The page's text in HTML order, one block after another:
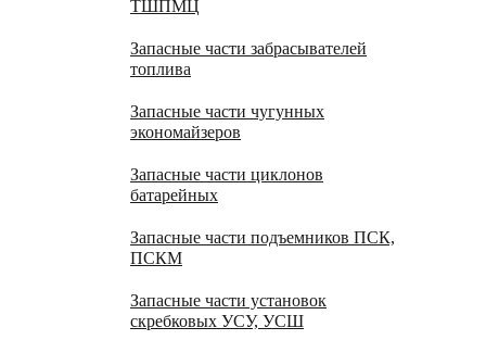
ТШПМЦ
Запасные части забрасывателей
топлива
Запасные части чугунных
экономайзеров
Запасные части циклонов
батарейных
Запасные части подъемников ПСК,
ПСКМ
Запасные части установок
скребковых УСУ, УСШ